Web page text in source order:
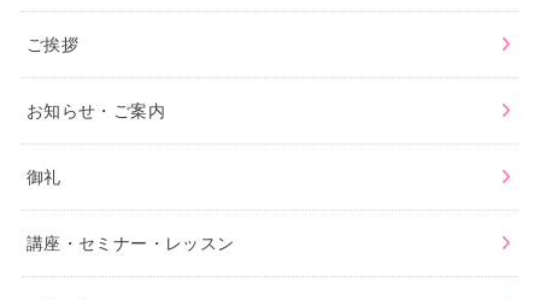
ご挨拶
お知らせ・ご案内
御礼
講座・セミナー・レッスン